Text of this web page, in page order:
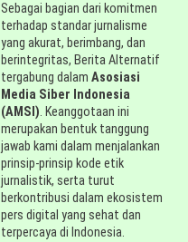
Sebagai bagian dari komitmen
terhadap standar jurnalisme
yang akurat, berimbang, dan
berintegritas, Berita Alternatif
tergabung dalamAsosiasi
Media Siber Indonesia
(AMSI). Keanggotaan ini
merupakan bentuk tanggung
jawab kami dalam menjalankan
prinsip-prinsip kode etik
jurnalistik, serta turut
berkontribusi dalam ekosistem
pers digital yang sehat dan
terpercaya di Indonesia.